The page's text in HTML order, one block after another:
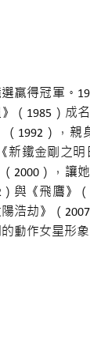
贏得冠軍。
（1985）成
1992），親
新鐵金剛之
2000），讓
與《飛鷹》
浩劫》（
動作女星形